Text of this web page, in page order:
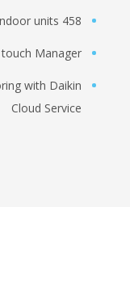
Intelligent touch
monitoring with
Cloud